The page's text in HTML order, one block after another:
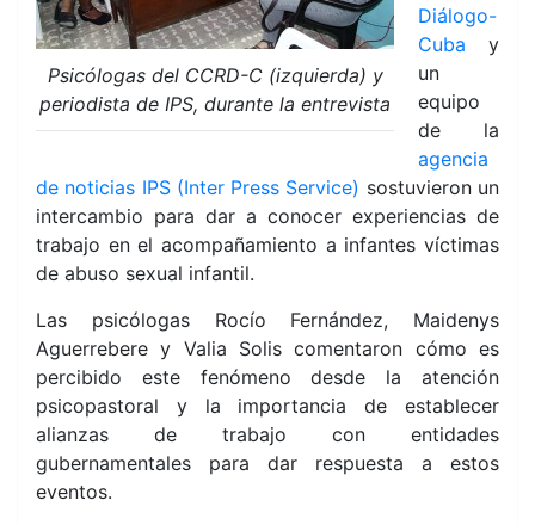
Psicólogas del CCRD-C (izquierda) y
periodista de IPS, durante la entrevista
Diálogo-
Cuba y
un
equipo
de la
agencia
de noticias IPS (Inter Press Service) sostuvieron un
intercambio para dar a conocer experiencias de
trabajo en el acompañamiento a infantes víctimas
de abuso sexual infantil.
Las psicólogas Rocío Fernández, Maidenys
Aguerrebere y Valia Solis comentaron cómo es
percibido este fenómeno desde la atención
psicopastoral y la importancia de establecer
alianzas de trabajo con entidades
gubernamentales para dar respuesta a estos
eventos.